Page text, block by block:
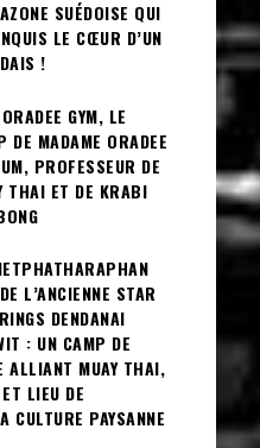
SUÉDOISE QUI
LE CŒUR D’UN
!
GYM, LE
DE MADAME ORADEE
PROFESSEUR DE
THAI ET DE KRABI
L’ANCIENNE STAR
DENDANAI
: UN CAMP DE
ALLIANT MUAY THAI,
LIEU DE
CULTURE PAYSANNE